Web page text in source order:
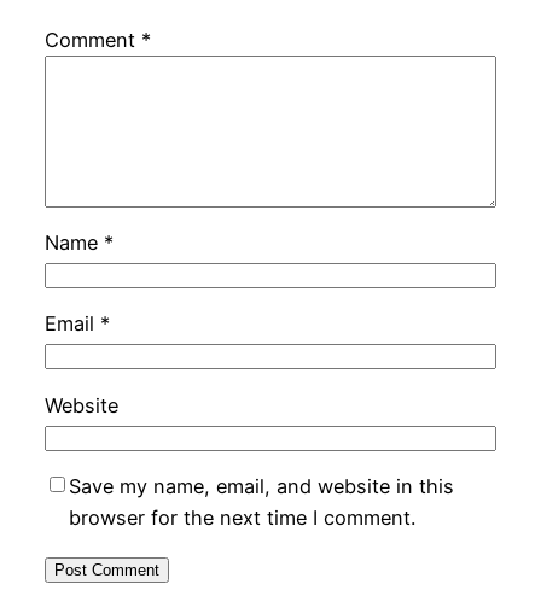
Comment *
Name *
Email *
Website
Save my name, email, and website in this
browser for the next time I comment.